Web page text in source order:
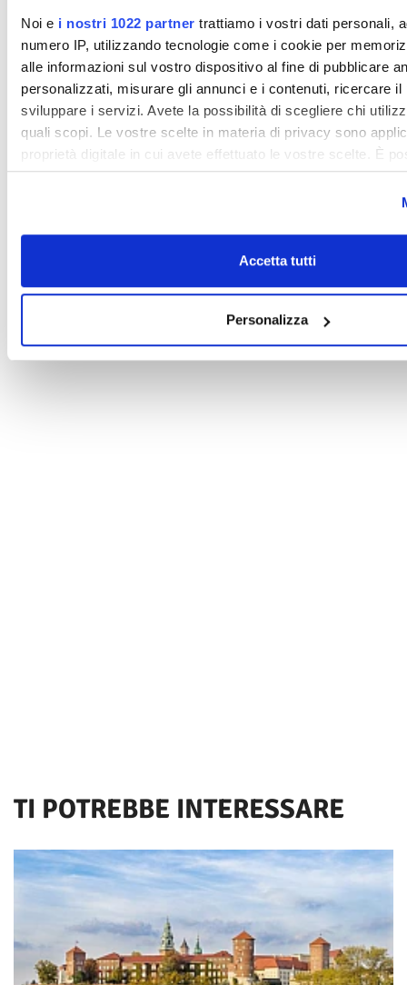
Noi e i nostri 1022 partner trattiamo i vostri dati personali,
numero IP, utilizzando tecnologie come i cookie per
alle informazioni sul vostro dispositivo al fine di pubblicare
personalizzati, misurare gli annunci e i contenuti, ricercare il
sviluppare i servizi. Avete la possibilità di scegliere chi
quali scopi. Le vostre scelte in materia di privacy sono
proprietà digitale in cui avete effettuato le vostre scelte. È
revocare il proprio consenso in qualsiasi momento dalla
Con il tuo consenso, vorremmo anche:
raccogliere informazioni sulla tua posizione
un'approssimazione di qualche metro,
caratteristiche specifiche (impronte digitali).
Approfondisci come vengono elaborati i tuoi dati personali e
Accetta tutti
Personalizza
Desidero ricevere la newsletter diTravelFool
Procedendo confermo di aver preso visione della privacy policy
TI POTREBBE INTERESSARE